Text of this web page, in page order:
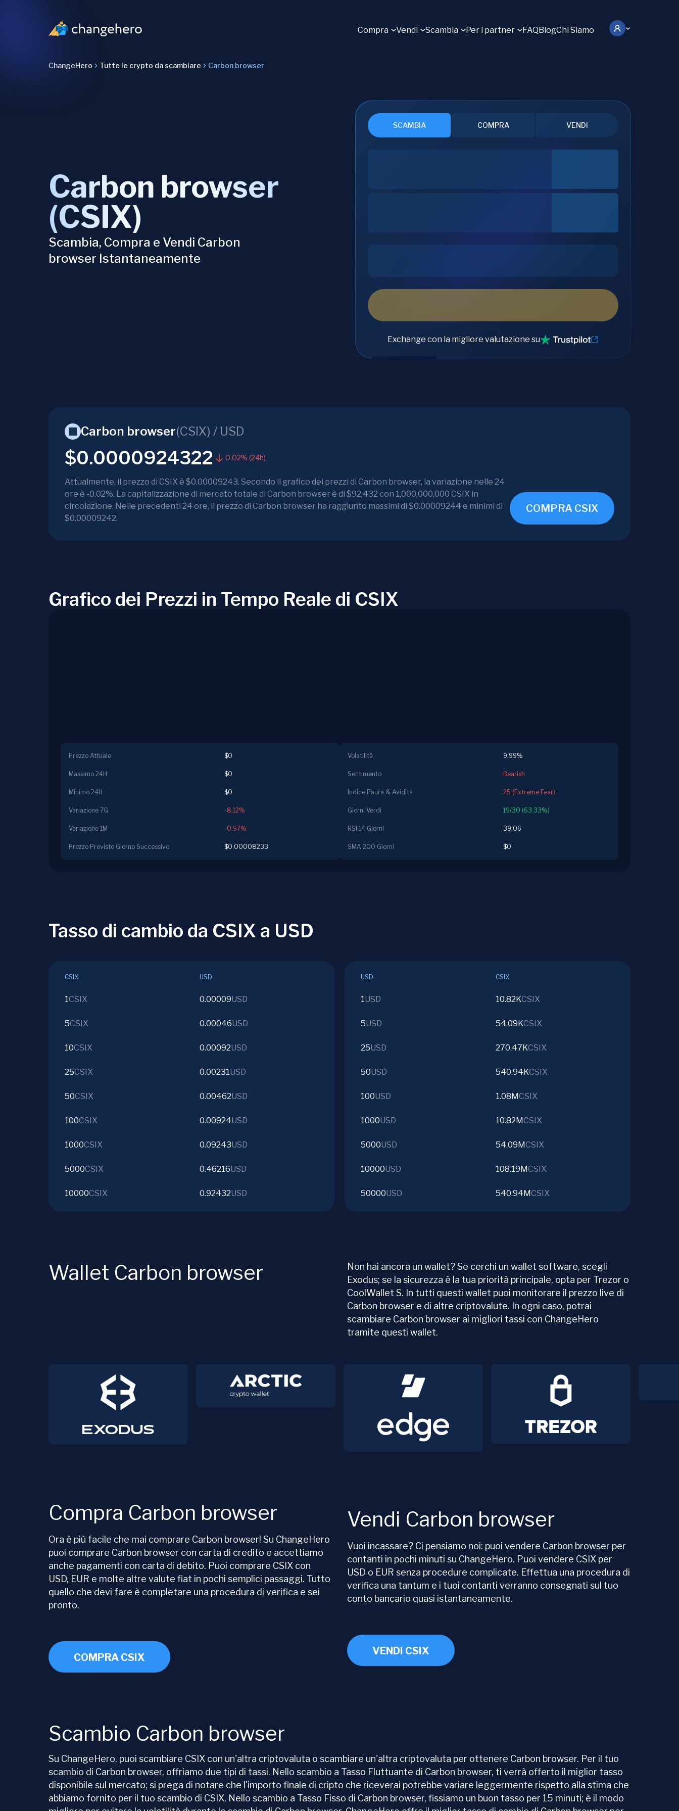
Compra Vendi Scambia Per i partner FAQBlogChi Siamo
ChangeHero Tutte le crypto da scambiare Carbon browser
Carbon browser
(CSIX)
Scambia, Compra e Vendi Carbon
browser Istantaneamente
SCAMBIA COMPRA VENDI
Exchange con la migliore valutazione su
Carbon browser(CSIX) / USD
$0.0000924322 0.02% (24h)
Attualmente, il prezzo di CSIX è $0.00009243. Secondo il grafico dei prezzi di Carbon browser, la variazione nelle 24
ore è -0.02%. La capitalizzazione di mercato totale di Carbon browser è di $92,432 con 1,000,000,000 CSIX in
circolazione. Nelle precedenti 24 ore, il prezzo di Carbon browser ha raggiunto massimi di $0.00009244 e minimi di
$0.00009242.
COMPRA CSIX
Grafico dei Prezzi in Tempo Reale di CSIX
Prezzo Attuale $0
Massimo 24H $0
Minimo 24H $0
Variazione 7G -8.12%
Variazione 1M -0.97%
Prezzo Previsto Giorno Successivo $0.00008233
Volatilità 9.99%
Sentimento Bearish
Indice Paura & Avidità 25 (Extreme Fear)
Giorni Verdi 19/30 (63.33%)
RSI 14 Giorni 39.06
SMA 200 Giorni $0
Tasso di cambio da CSIX a USD
CSIX USD
1CSIX 0.00009USD
5CSIX 0.00046USD
10CSIX 0.00092USD
25CSIX 0.00231USD
50CSIX 0.00462USD
100CSIX 0.00924USD
1000CSIX 0.09243USD
5000CSIX 0.46216USD
10000CSIX 0.92432USD
USD CSIX
1USD 10.82KCSIX
5USD 54.09KCSIX
25USD 270.47KCSIX
50USD 540.94KCSIX
100USD 1.08MCSIX
1000USD 10.82MCSIX
5000USD 54.09MCSIX
10000USD 108.19MCSIX
50000USD 540.94MCSIX
Wallet Carbon browser
Non hai ancora un wallet? Se cerchi un wallet software, scegli
Exodus; se la sicurezza è la tua priorità principale, opta per Trezor o
CoolWallet S. In tutti questi wallet puoi monitorare il prezzo live di
Carbon browser e di altre criptovalute. In ogni caso, potrai
scambiare Carbon browser ai migliori tassi con ChangeHero
tramite questi wallet.
Compra Carbon browser
Ora è più facile che mai comprare Carbon browser! Su ChangeHero
puoi comprare Carbon browser con carta di credito e accettiamo
anche pagamenti con carta di debito. Puoi comprare CSIX con
USD, EUR e molte altre valute fiat in pochi semplici passaggi. Tutto
quello che devi fare è completare una procedura di verifica e sei
pronto.
COMPRA CSIX
Vendi Carbon browser
Vuoi incassare? Ci pensiamo noi: puoi vendere Carbon browser per
contanti in pochi minuti su ChangeHero. Puoi vendere CSIX per
USD o EUR senza procedure complicate. Effettua una procedura di
verifica una tantum e i tuoi contanti verranno consegnati sul tuo
conto bancario quasi istantaneamente.
VENDI CSIX
Scambio Carbon browser
Su ChangeHero, puoi scambiare CSIX con un'altra criptovaluta o scambiare un'altra criptovaluta per ottenere Carbon browser. Per il tuo
scambio di Carbon browser, offriamo due tipi di tassi. Nello scambio a Tasso Fluttuante di Carbon browser, ti verrà offerto il miglior tasso
disponibile sul mercato; si prega di notare che l'importo finale di cripto che riceverai potrebbe variare leggermente rispetto alla stima che
abbiamo fornito per il tuo scambio di CSIX. Nello scambio a Tasso Fisso di Carbon browser, fissiamo un buon tasso per 15 minuti; è il modo